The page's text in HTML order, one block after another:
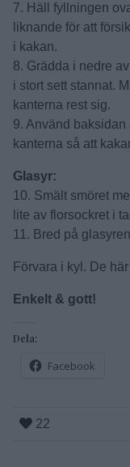
7. Häll fyllningen
liknande för att
i kakan.
8. Grädda i nedre
i stort sett stannat.
kanterna rest sig.
9. Använd
kanterna så att
Glasyr:
10. Smält smöret
lite av florsockret i
11. Bred på
Förvara i kyl. De
Enkelt & gott!
Dela:
Facebook
22